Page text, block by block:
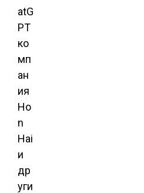
atG
PT
ко
мп
ан
ия
Ho
n
Hai
и
др
уги